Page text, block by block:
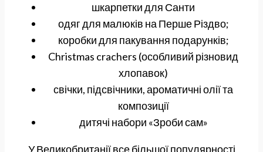
шкарпетки для Санти
одяг для малюків на Перше Різдво;
коробки для пакування подарунків;
Christmas crachers (особливий різновид
хлопавок)
свічки, підсвічники, ароматичні олії та
композиції
дитячі набори «Зроби сам»
У Великобританії все більшої популярності